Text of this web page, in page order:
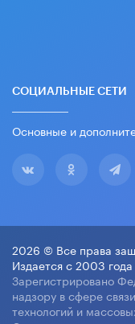
СОЦИАЛЬНЫЕ СЕТИ
Основные и
2026 © Все права
Издается с 2003 года
Зарегистрировано
надзору в сфере
технологий и